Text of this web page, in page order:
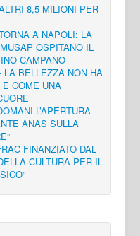
8,5 MILIONI PER
A NAPOLI: LA
OSPITANO IL
CAMPANO
LA BELLEZZA NON HA
COME UNA
L’APERTURA
ANAS SULLA
FINANZIATO DAL
CULTURA PER IL